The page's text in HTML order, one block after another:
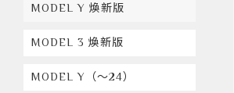
MODEL Y 煥新版
MODEL 3 煥新版
MODEL Y（～24）